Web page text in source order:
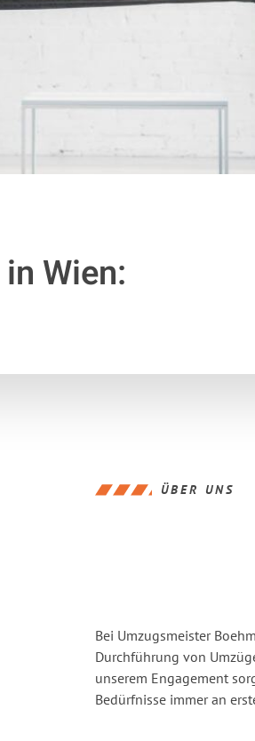
in Wien:
ÜBER UNS
Bei Umzugsmeister
Durchführung von
unserem Engagement
Bedürfnisse immer an